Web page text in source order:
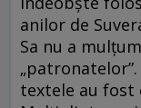
anilor de
Sa nu a
„patronatelor”.
textele au fost